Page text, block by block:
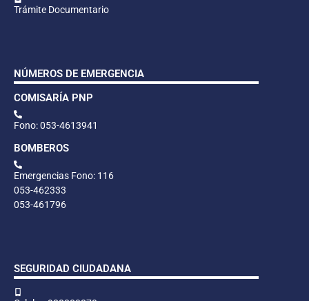
Trámite Documentario
NÚMEROS DE EMERGENCIA
COMISARÍA PNP
Fono: 053-4613941
BOMBEROS
Emergencias Fono: 116
053-462333
053-461796
SEGURIDAD CIUDADANA